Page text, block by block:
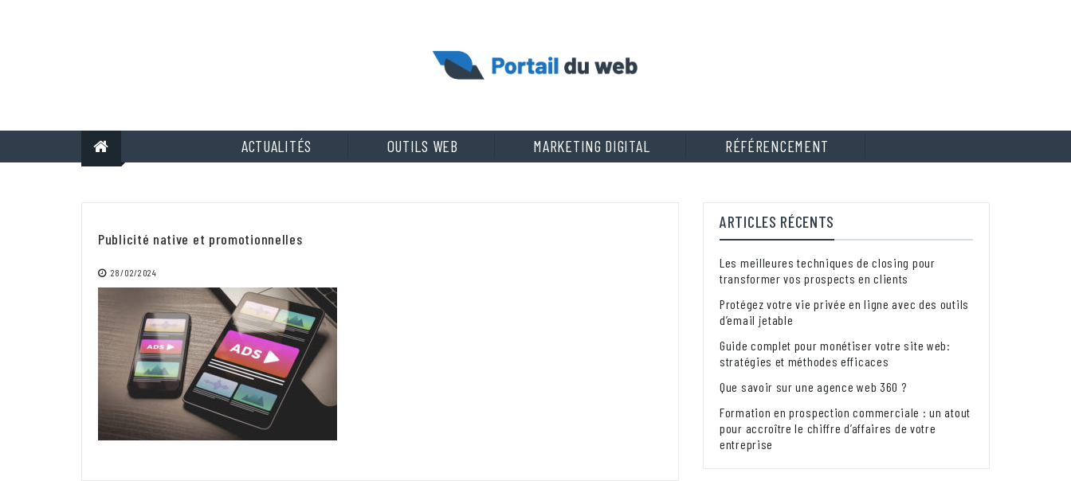
ACTUALITÉS OUTILS WEB MARKETING DIGITAL RÉFÉRENCEMENT
Publicité native et promotionnelles
28/02/2024
ARTICLES RÉCENTS
Les meilleures techniques de closing pour
transformer vos prospects en clients
Protégez votre vie privée en ligne avec des outils
d’email jetable
Guide complet pour monétiser votre site web:
stratégies et méthodes efficaces
Que savoir sur une agence web 360 ?
Formation en prospection commerciale : un atout
pour accroître le chiffre d’affaires de votre
entreprise